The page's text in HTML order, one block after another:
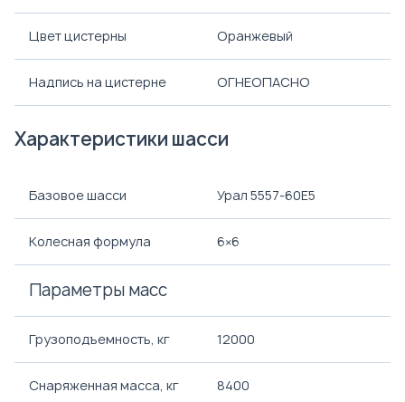
Цвет цистерны Оранжевый
Надпись на цистерне ОГНЕОПАСНО
Характеристики шасси
Базовое шасси Урал 5557-60Е5
Колесная формула 6×6
Параметры масс
Грузоподъемность, кг 12000
Снаряженная масса, кг 8400